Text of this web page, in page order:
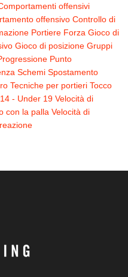
offensivi
offensivo Controllo di
Portiere Forza Gioco di
Gioco di posizione Gruppi
Punto
Schemi Spostamento
Tecniche per portieri Tocco
- Under 19 Velocità di
con la palla Velocità di